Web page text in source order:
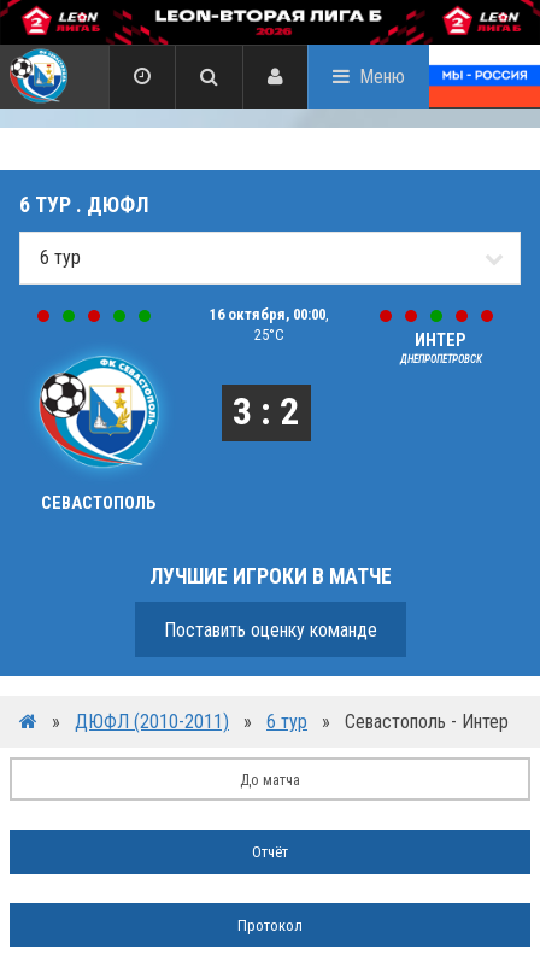
Меню
6 ТУР . ДЮФЛ
СЕВАСТОПОЛЬ
16 октября, 00:00
25°C
3 : 2
ИНТЕР
ДНЕПРОПЕТРОВСК
ЛУЧШИЕ ИГРОКИ В МАТЧЕ
Поставить оценку команде
» ДЮФЛ (2010-2011) » 6 тур » Севастополь - Интер
До матча
Отчёт
Протокол